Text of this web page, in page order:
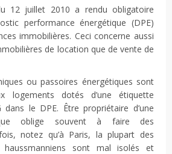
12 juillet 2010 a rendu obligatoire
performance énergétique (DPE)
immobilières. Ceci concerne aussi
de location que de vente de
ou passoires énergétiques sont
logements dotés d’une étiquette
le DPE. Être propriétaire d’une
oblige souvent à faire des
notez qu’à Paris, la plupart des
haussmanniens sont mal isolés et